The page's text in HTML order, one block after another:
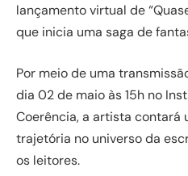
lançamento virtual de
que inicia uma saga de
Por meio de uma
dia 02 de maio às 15h no
Coerência, a artista contará
trajetória no universo da
os leitores.